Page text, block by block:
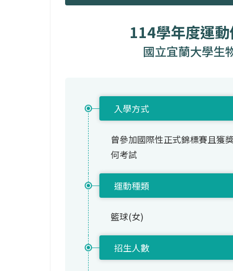
114學年度運
國立宜蘭大學生
入學方式
曾參加國際性正式錦標賽且獲
何考試
運動種類
籃球(女)
招生人數